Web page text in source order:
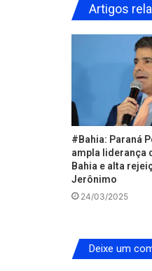
Artigos
#Bahia: Paraná
ampla liderança
Bahia e alta
Jerônimo
24/03/2025
Deixe um